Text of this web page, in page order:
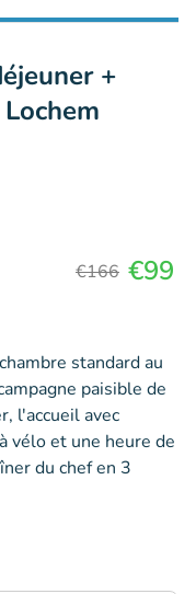
+
€166 €99
standard au
paisible de
l'accueil avec
vélo et une heure de
du chef en 3